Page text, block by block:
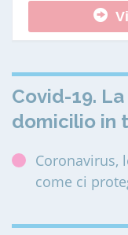
Covid-19.
domicilio in
Coronavirus,
come ci